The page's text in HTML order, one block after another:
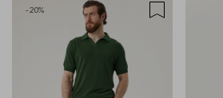
-20%